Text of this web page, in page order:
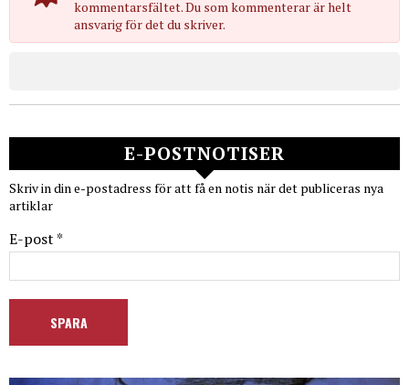
kommentarsfältet. Du som kommenterar är helt
ansvarig för det du skriver.
E-POSTNOTISER
Skriv in din e-postadress för att få en notis när det publiceras nya
artiklar
E-post *